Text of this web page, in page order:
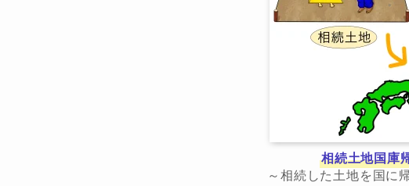
相続土地国庫
～相続した土地を国に